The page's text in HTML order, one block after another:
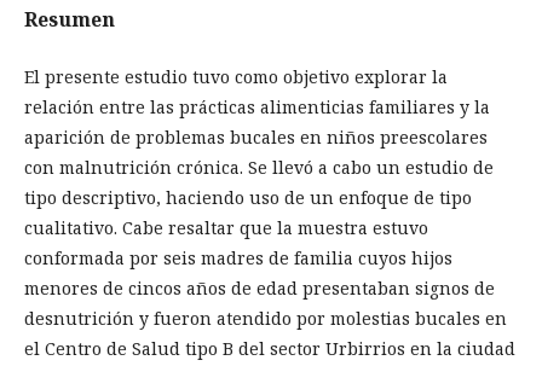
Resumen
El presente estudio tuvo como objetivo explorar la
relación entre las prácticas alimenticias familiares y la
aparición de problemas bucales en niños preescolares
con malnutrición crónica. Se llevó a cabo un estudio de
tipo descriptivo, haciendo uso de un enfoque de tipo
cualitativo. Cabe resaltar que la muestra estuvo
conformada por seis madres de familia cuyos hijos
menores de cincos años de edad presentaban signos de
desnutrición y fueron atendido por molestias bucales en
el Centro de Salud tipo B del sector Urbirrios en la ciudad